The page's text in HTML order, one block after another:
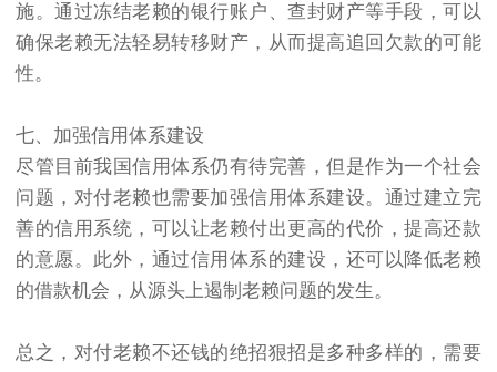
施。通过冻结老赖的银行账户、查封财产等手段，可以
确保老赖无法轻易转移财产，从而提高追回欠款的可能
性。
七、加强信用体系建设
尽管目前我国信用体系仍有待完善，但是作为一个社会
问题，对付老赖也需要加强信用体系建设。通过建立完
善的信用系统，可以让老赖付出更高的代价，提高还款
的意愿。此外，通过信用体系的建设，还可以降低老赖
的借款机会，从源头上遏制老赖问题的发生。
总之，对付老赖不还钱的绝招狠招是多种多样的，需要